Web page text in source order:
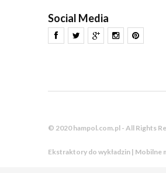
Social Media
© 2020 hampol.com.pl - All Rights
Ekstraktory do wykładzin | Mobilne